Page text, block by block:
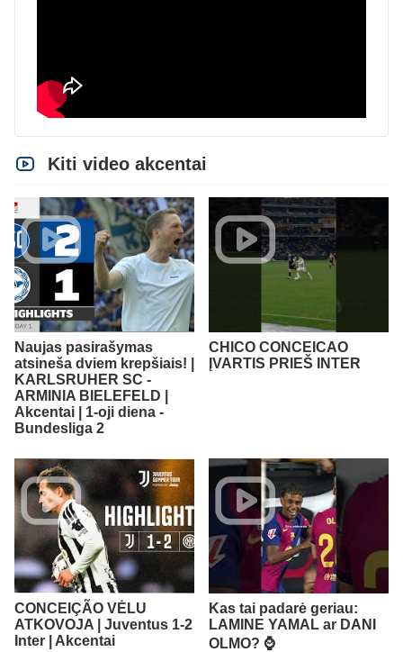
Kiti video akcentai
Naujas pasirašymas
atsineša dviem krepšiais! |
KARLSRUHER SC -
ARMINIA BIELEFELD |
Akcentai | 1-oji diena -
Bundesliga 2
CHICO CONCEICAO
ĮVARTIS PRIEŠ INTER
CONCEIÇÃO VĖLU
ATKOVOJA | Juventus 1-2
Inter | Akcentai
Kas tai padarė geriau:
LAMINE YAMAL ar DANI
OLMO? ⌚️